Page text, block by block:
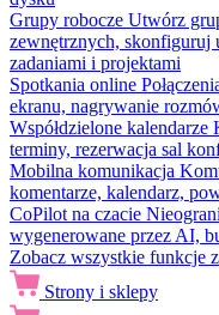
Grupy robocze Utwórz
zewnętrznych, skonfiguruj
zadaniami i projektami
Spotkania online
ekranu, nagrywanie
Współdzielone kalendarze
terminy, rezerwacja sal
Mobilna komunikacja
komentarze, kalendarz,
CoPilot na czacie
wygenerowane przez AI,
Zobacz wszystkie funkcje
Strony i sklepy